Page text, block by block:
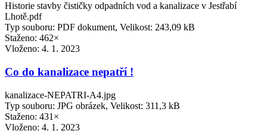
Historie stavby čističky odpadních vod a kanalizace v Jestřabí
Lhotě.pdf
Typ souboru: PDF dokument, Velikost: 243,09 kB
Staženo: 462×
Vloženo: 4. 1. 2023
Co do kanalizace nepatří !
kanalizace-NEPATRI-A4.jpg
Typ souboru: JPG obrázek, Velikost: 311,3 kB
Staženo: 431×
Vloženo: 4. 1. 2023